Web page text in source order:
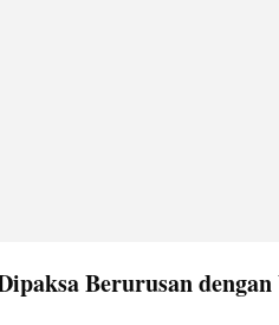
Berurusan dengan